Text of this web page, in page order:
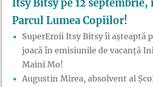
Itsy Bitsy pe 12 septembrie,
Parcul Lumea Copiilor!
SuperEroii Itsy Bitsy îi așteaptă
joacă în emisiunile de vacanță
Maini Mo!
Augustin Mirea, absolvent al